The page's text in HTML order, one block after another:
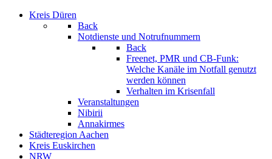
Kreis Düren
Back
Notdienste und Notrufnummern
Back
Freenet, PMR und CB-Funk:
Welche Kanäle im Notfall genutzt
werden können
Verhalten im Krisenfall
Veranstaltungen
Nibirii
Annakirmes
Städteregion Aachen
Kreis Euskirchen
NRW